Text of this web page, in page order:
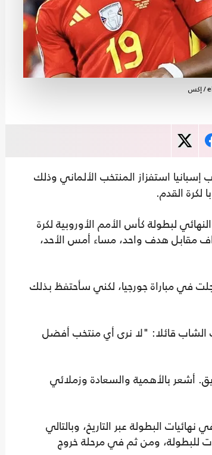
استفزاز المنتخب الألماني وذلك
لكرة القدم.
لبطولة كأس الأمم الأوروبية لكرة
أهداف مقابل هدف واحد، مساء أمس الأحد،
في مباراة جورجيا، لكني سأحتفظ بذلك
الشاب قائلا: "لا نرى أي منتخب أفضل
أشعر بالأهمية والسعادة وزملائي
البطولة عبر التاريخ، وبالتالي
للبطولة، ومن ثم في مرحلة خروج